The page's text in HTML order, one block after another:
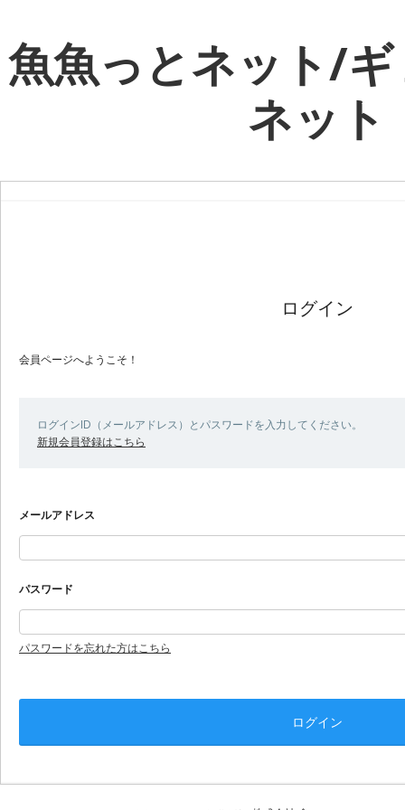
魚魚っとネット/
ネット
ログイン
会員ページへようこそ！
ログインID（メールアドレス）とパスワードを入力してください。
新規会員登録はこちら
メールアドレス
パスワード
パスワードを忘れた方はこちら